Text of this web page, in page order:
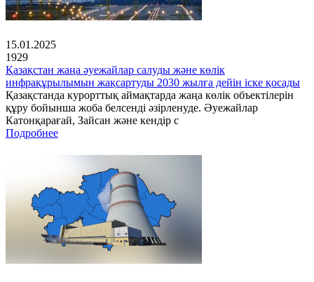
15.01.2025
1929
Қазақстан жаңа әуежайлар салуды және көлік
инфрақұрылымын жақсартуды 2030 жылға дейін іске қосады
Қазақстанда курорттық аймақтарда жаңа көлік объектілерін
құру бойынша жоба белсенді әзірленуде. Әуежайлар
Катонқарағай, Зайсан және кендір с
Подробнее